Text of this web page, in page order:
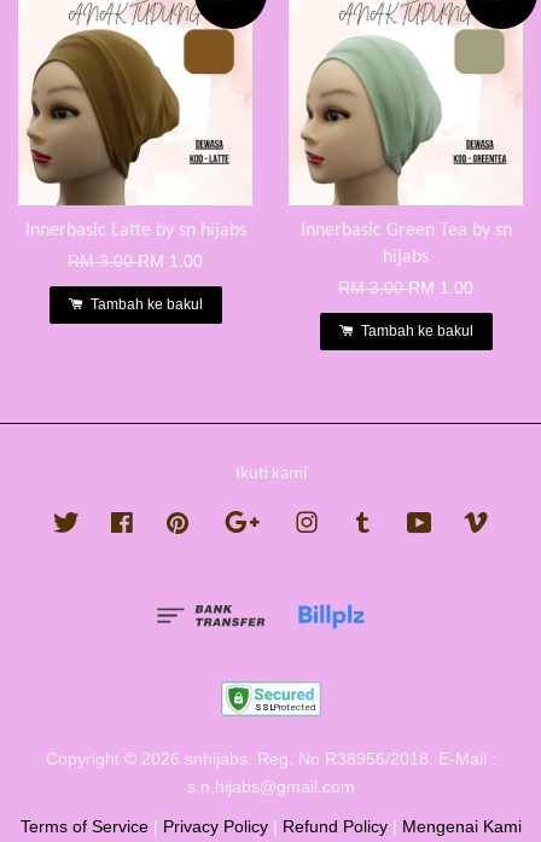
Innerbasic Latte by sn hijabs
RM 3.00RM 1.00
Tambah ke bakul
Innerbasic Green Tea by sn
hijabs
RM 3.00RM 1.00
Tambah ke bakul
Ikuti kami
Twitter FacebookPinterest Google InstagramTumblr YouTube
Copyright © 2026 snhijabs. Reg. No R38956/2018. E-Mail :
s.n.hijabs@gmail.com
Terms of Service| Privacy Policy| Refund Policy| Mengenai Kami